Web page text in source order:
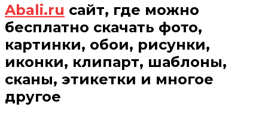
Abali.ru сайт, где можно
бесплатно скачать фото,
картинки, обои, рисунки,
иконки, клипарт, шаблоны,
сканы, этикетки и многое
другое